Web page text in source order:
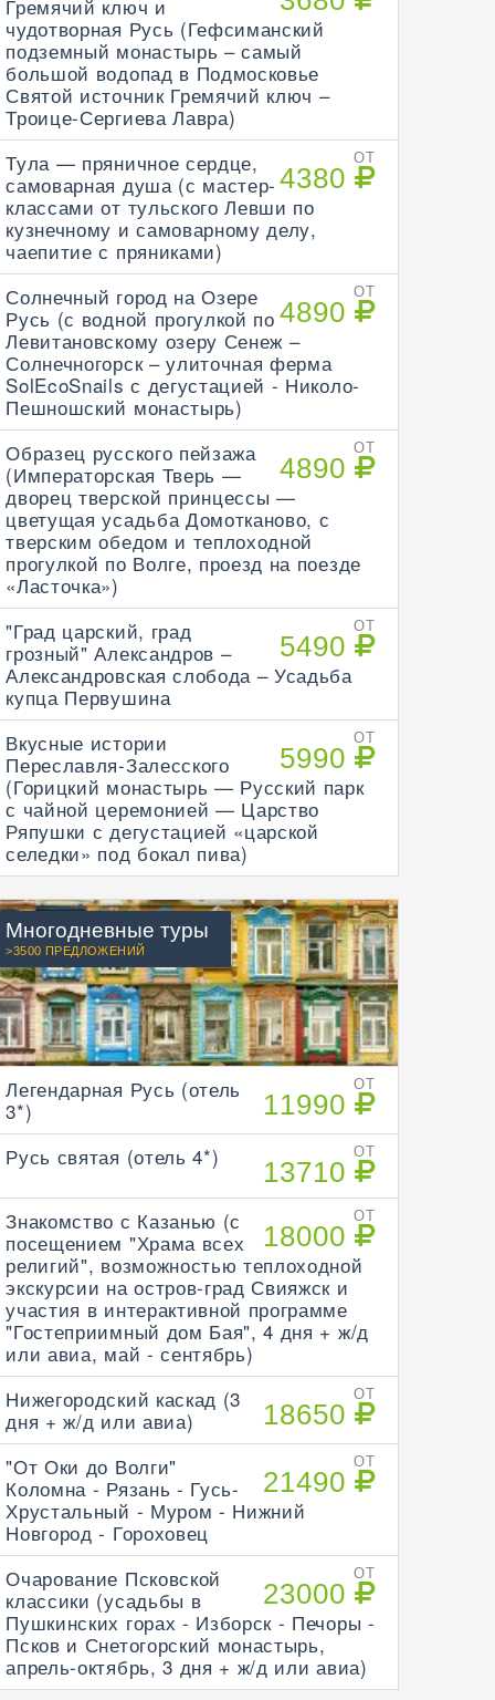
Гремячий ключ и
чудотворная Русь (Гефсиманский
подземный монастырь – самый
большой водопад в Подмосковье
Святой источник Гремячий ключ –
Троице-Сергиева Лавра)
ОТ
4380
Тула — пряничное сердце,
самоварная душа (с мастер-
классами от тульского Левши по
кузнечному и самоварному делу,
чаепитие с пряниками)
ОТ
4890
Солнечный город на Озере
Русь (с водной прогулкой по
Левитановскому озеру Сенеж –
Солнечногорск – улиточная ферма
SolEcoSnails с дегустацией - Николо-
Пешношский монастырь)
ОТ
4890
Образец русского пейзажа
(Императорская Тверь —
дворец тверской принцессы —
цветущая усадьба Домотканово, с
тверским обедом и теплоходной
прогулкой по Волге, проезд на поезде
«Ласточка»)
ОТ
5490
"Град царский, град
грозный" Александров –
Александровская слобода – Усадьба
купца Первушина
ОТ
5990
Вкусные истории
Переславля-Залесского
(Горицкий монастырь — Русский парк
с чайной церемонией — Царство
Ряпушки с дегустацией «царской
селедки» под бокал пива)
Многодневные туры
>3500 ПРЕДЛОЖЕНИЙ
ОТ
11990
Легендарная Русь (отель
3*)
ОТ
13710
Русь святая (отель 4*)
ОТ
18000
Знакомство с Казанью (с
посещением "Храма всех
религий", возможностью теплоходной
экскурсии на остров-град Свияжск и
участия в интерактивной программе
"Гостеприимный дом Бая", 4 дня + ж/д
или авиа, май - сентябрь)
ОТ
18650
Нижегородский каскад (3
дня + ж/д или авиа)
ОТ
21490
"От Оки до Волги"
Коломна - Рязань - Гусь-
Хрустальный - Муром - Нижний
Новгород - Гороховец
ОТ
23000
Очарование Псковской
классики (усадьбы в
Пушкинских горах - Изборск - Печоры -
Псков и Снетогорский монастырь,
апрель-октябрь, 3 дня + ж/д или авиа)